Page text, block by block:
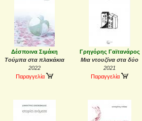
Δέσποινα Σιμάκη
Τούμπα στα πλακάκια
2022
Παραγγελία
Γρηγόρης Γαϊτανάρος
Μια ντουζίνα στα δύο
2021
Παραγγελία